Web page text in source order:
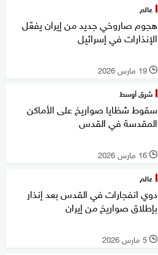
عالم
هجوم صاروخي جديد من إيران يفعّل
الإنذارات في إسرائيل
l 19 مارس 2026
شرق أوسط
سقوط شظايا صواريخ على الأماكن
المقدسة في القدس
l 16 مارس 2026
عالم
دوي انفجارات في القدس بعد إنذار
بإطلاق صواريخ من إيران
l 5 مارس 2026